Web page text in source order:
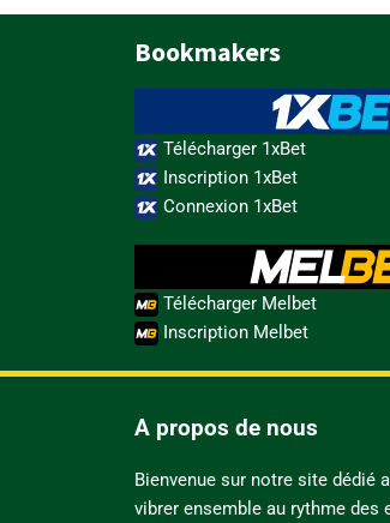
Bookmakers
Télécharger 1xBet
Inscription 1xBet
Connexion 1xBet
Télécharger Melbet
Inscription Melbet
A propos de nous
Bienvenue sur notre site dédié
vibrer ensemble au rythme des